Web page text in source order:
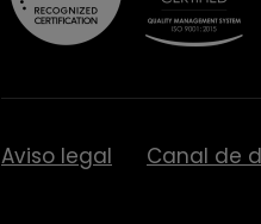
Aviso legal Canal de